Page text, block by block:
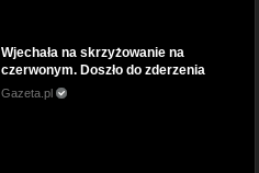
Wjechała na skrzyżowanie na
czerwonym. Doszło do zderzenia
Gazeta.pl